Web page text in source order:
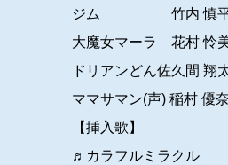
ジム 竹内 慎
大魔女マーラ 花村 怜
ドリアンどんㅤ佐久間 翔太ㅤ
ママサマン(声) 稲村 優奈
【挿入歌】
♬カラフルミラクル